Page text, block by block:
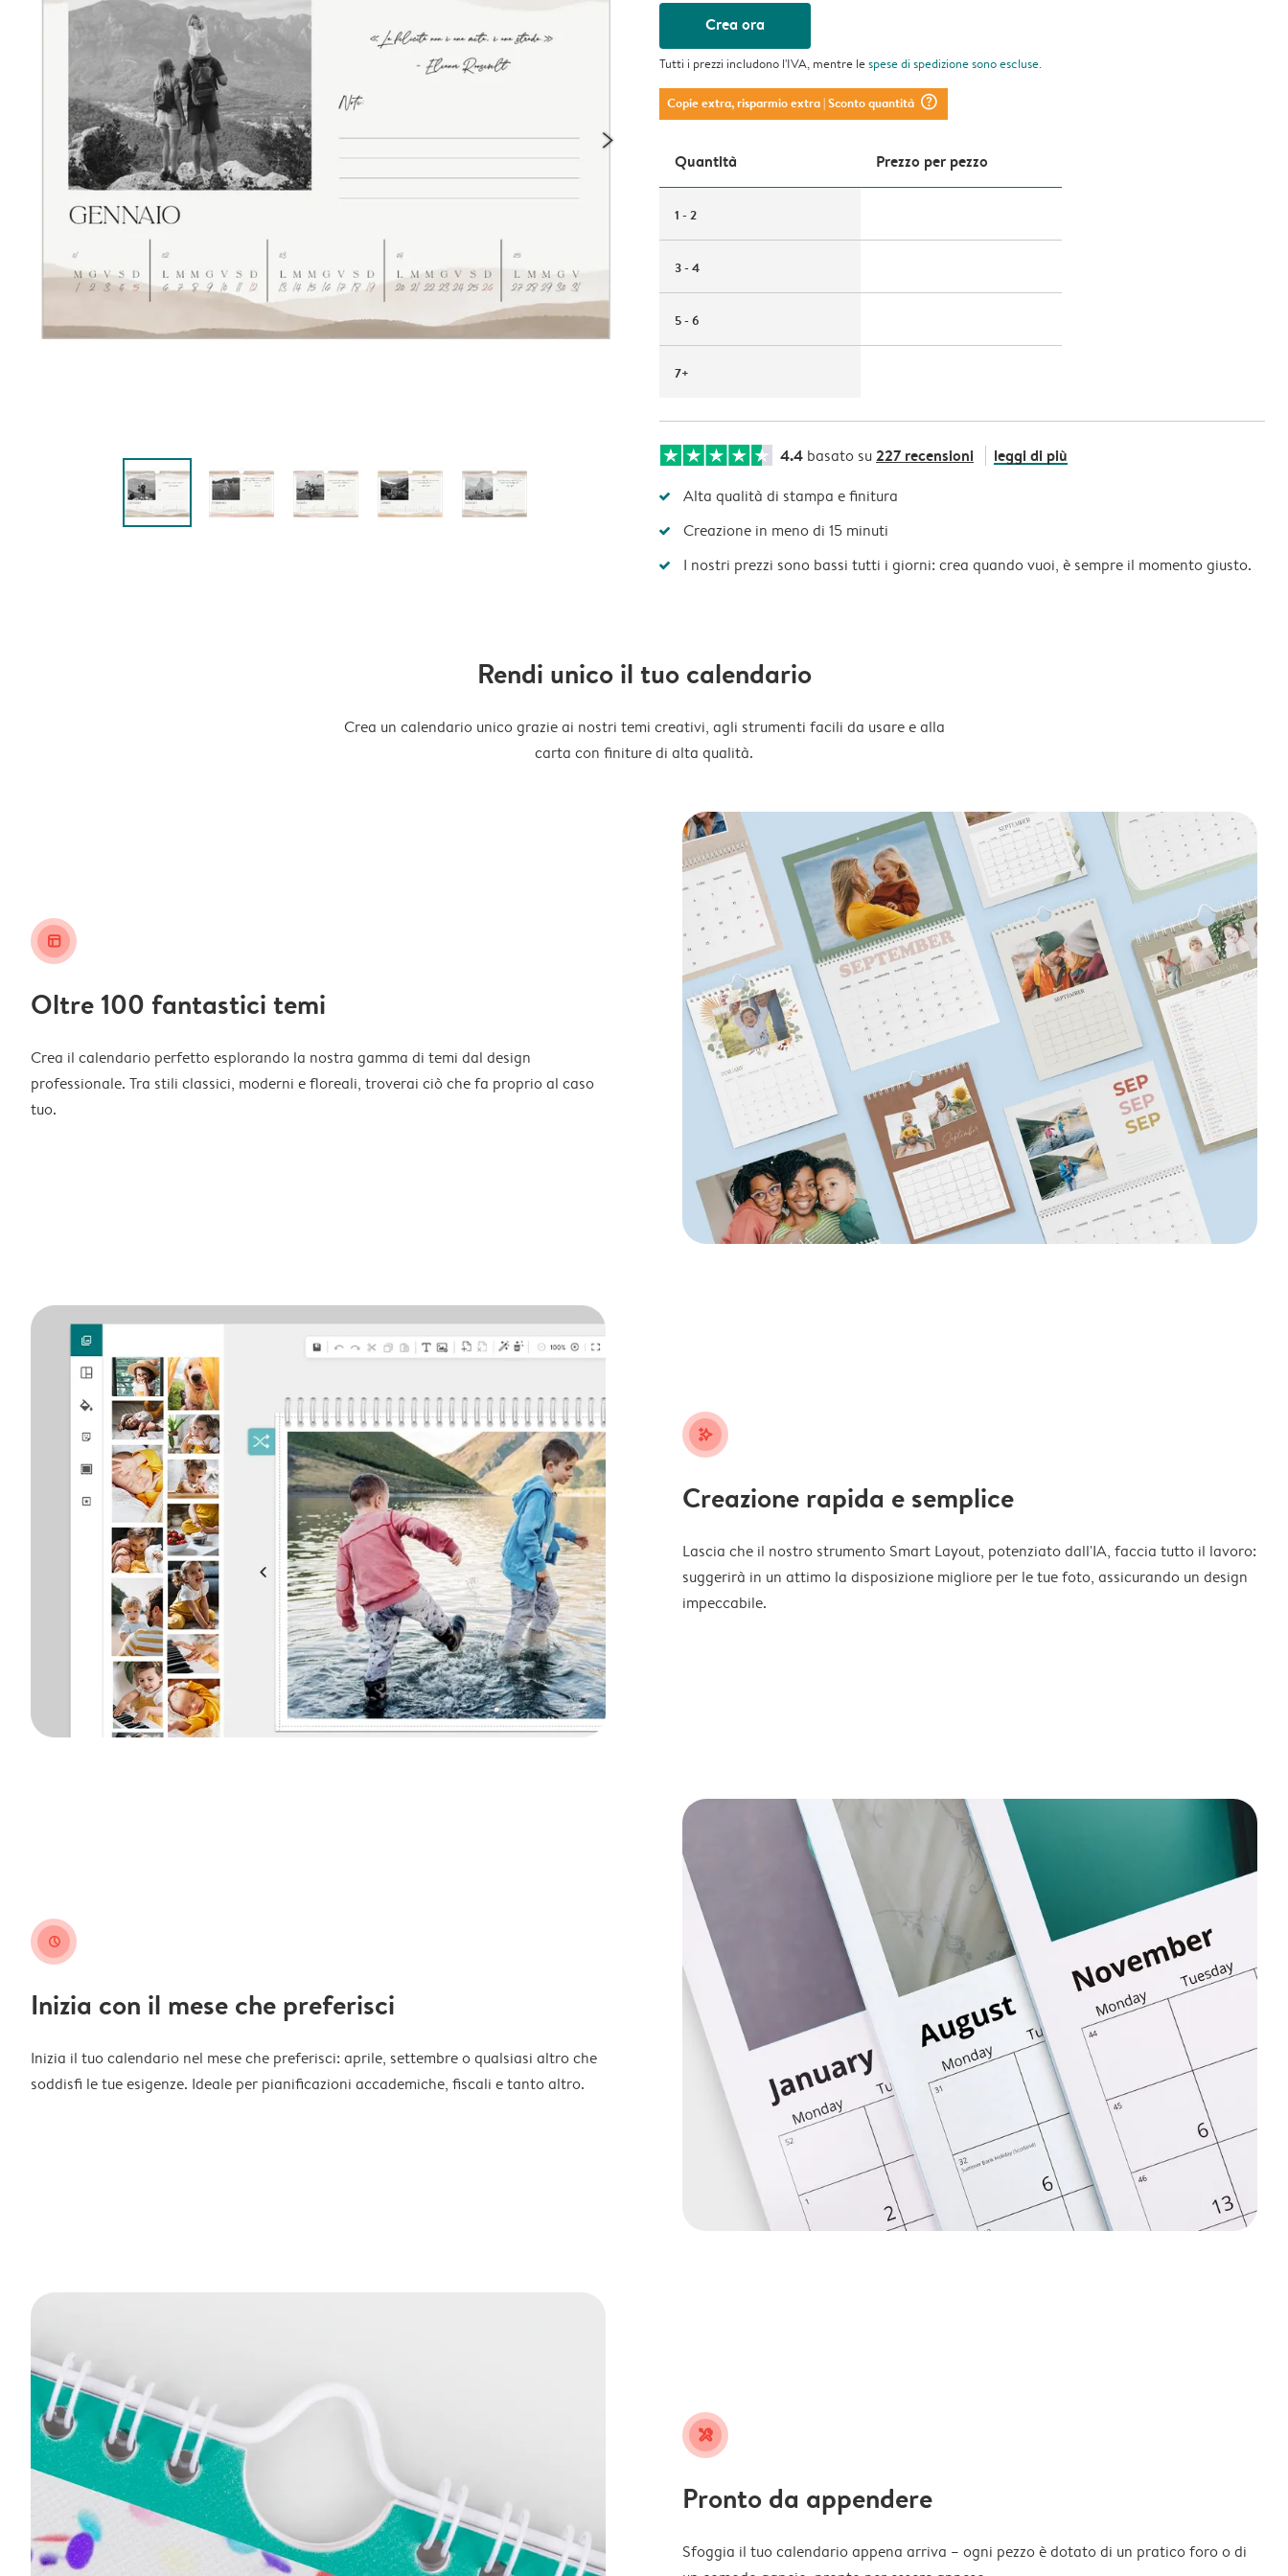
Crea ora
Tutti i prezzi includono l'IVA, mentre lespese di spedizionesono escluse.
Copie extra, risparmio extra| Sconto quantità question_mark_circle
Quantità Prezzo per pezzo
1 - 2
3 - 4
5 - 6
7+
4.4 basato su227 recensioni leggi di più
Alta qualità di stampa e finitura
Creazione in meno di 15 minuti
I nostri prezzi sono bassi tutti i giorni: crea quando vuoi, è sempre il momento giusto.
Rendi unico il tuo calendario
Crea un calendario unico grazie ai nostri temi creativi, agli strumenti facili da usare e alla
carta con finiture di alta qualità.
layout_alt
Oltre 100 fantastici temi
Crea il calendario perfetto esplorando la nostra gamma di temi dal design
professionale. Tra stili classici, moderni e floreali, troverai ciò che fa proprio al caso
tuo.
stars_plus
Creazione rapida e semplice
Lascia che il nostro strumento Smart Layout, potenziato dall'IA, faccia tutto il lavoro:
suggerirà in un attimo la disposizione migliore per le tue foto, assicurando un design
impeccabile.
clock
Inizia con il mese che preferisci
Inizia il tuo calendario nel mese che preferisci: aprile, settembre o qualsiasi altro che
soddisfi le tue esigenze. Ideale per pianificazioni accademiche, fiscali e tanto altro.
tools
Pronto da appendere
Sfoggia il tuo calendario appena arriva – ogni pezzo è dotato di un pratico foro o di